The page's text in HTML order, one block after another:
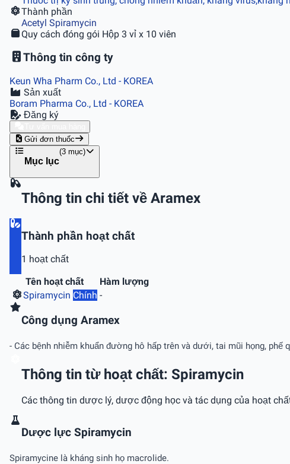
Thành phần
Acetyl Spiramycin
Quy cách đóng gói Hộp 3 vỉ x 10 viên
Thông tin công ty
Keun Wha Pharm Co., Ltd - KOREA
Sản xuất
Boram Pharma Co., Ltd - KOREA
Đăng ký
Gửi đơn thuốc
Mục lục
(3 mục)
Thông tin chi tiết về Aramex
Thành phần hoạt chất
1 hoạt chất
Tên hoạt chất
Hàm lượng
Spiramycin Chính -
Công dụng Aramex
- Các bệnh nhiễm khuẩn đường hô hấp trên và dưới, tai mũi họng,
Thông tin từ hoạt chất: Spiramycin
Các thông tin dược lý, dược động học và tác dụng của hoạt
Dược lực Spiramycin
Spiramycine là kháng sinh họ macrolide.